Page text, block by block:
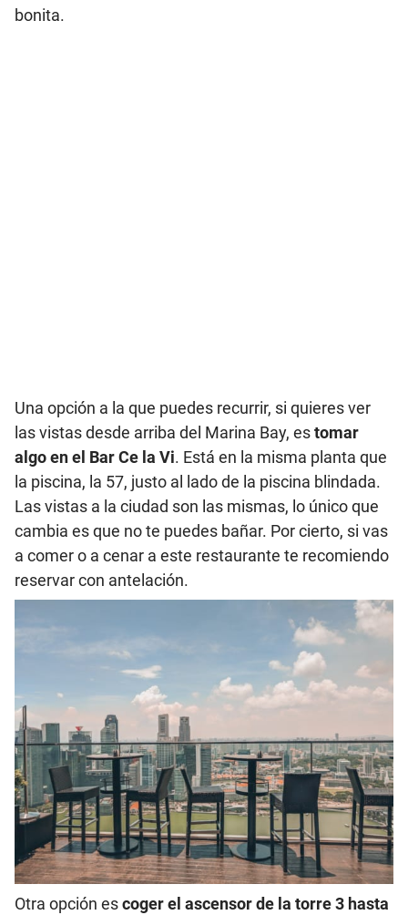
bonita.
Una opción a la que puedes recurrir, si quieres ver
las vistas desde arriba del Marina Bay, estomar
algo en el Bar Ce la Vi. Está en la misma planta que
la piscina, la 57, justo al lado de la piscina blindada.
Las vistas a la ciudad son las mismas, lo único que
cambia es que no te puedes bañar. Por cierto, si vas
a comer o a cenar a este restaurante te recomiendo
reservar con antelación.
Otra opción escoger el ascensor de la torre 3 hasta